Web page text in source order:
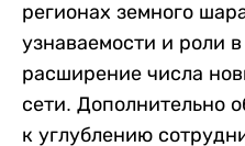
регионах земного
узнаваемости и роли
расширение числа
сети. Дополнительно
к углублению